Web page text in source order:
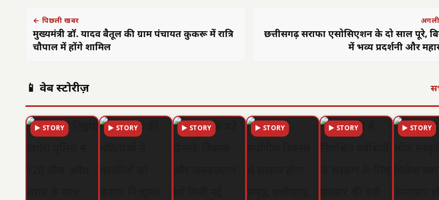
← पिछली खबर
मुख्यमंत्री डॉ. यादव बैतूल की ग्राम पंचायत कुकरू में रात्रि
चौपाल में होंगे शामिल
छत्तीसगढ़ सराफा एसोसिएशन के दो साल पूरे,
में भव्य प्रदर्शनी और
📱 वेब स्टोरीज़
▶ STORY ▶ STORY ▶ STORY ▶ STORY ▶ STORY ▶ STORY